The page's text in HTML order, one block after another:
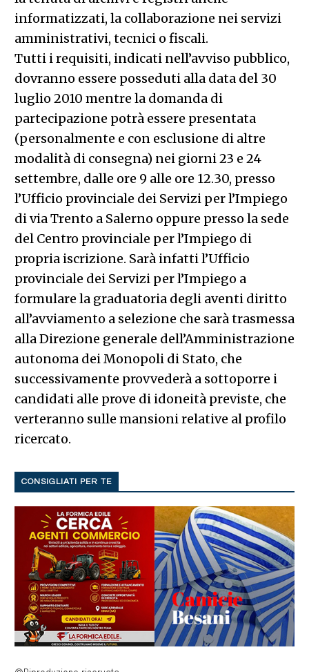
informatizzati, la collaborazione nei servizi
amministrativi, tecnici o fiscali.
Tutti i requisiti, indicati nell’avviso pubblico,
dovranno essere posseduti alla data del 30
luglio 2010 mentre la domanda di
partecipazione potrà essere presentata
(personalmente e con esclusione di altre
modalità di consegna) nei giorni 23 e 24
settembre, dalle ore 9 alle ore 12.30, presso
l’Ufficio provinciale dei Servizi per l’Impiego
di via Trento a Salerno oppure presso la sede
del Centro provinciale per l’Impiego di
propria iscrizione. Sarà infatti l’Ufficio
provinciale dei Servizi per l’Impiego a
formulare la graduatoria degli aventi diritto
all’avviamento a selezione che sarà trasmessa
alla Direzione generale dell’Amministrazione
autonoma dei Monopoli di Stato, che
successivamente provvederà a sottoporre i
candidati alle prove di idoneità previste, che
verteranno sulle mansioni relative al profilo
ricercato.
CONSIGLIATI PER TE